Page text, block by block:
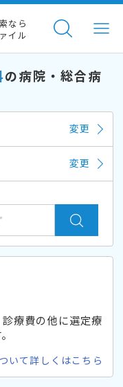
なら
イル
の病院・総合病
変更
変更
療費の他に選定療
いて詳しくはこちら